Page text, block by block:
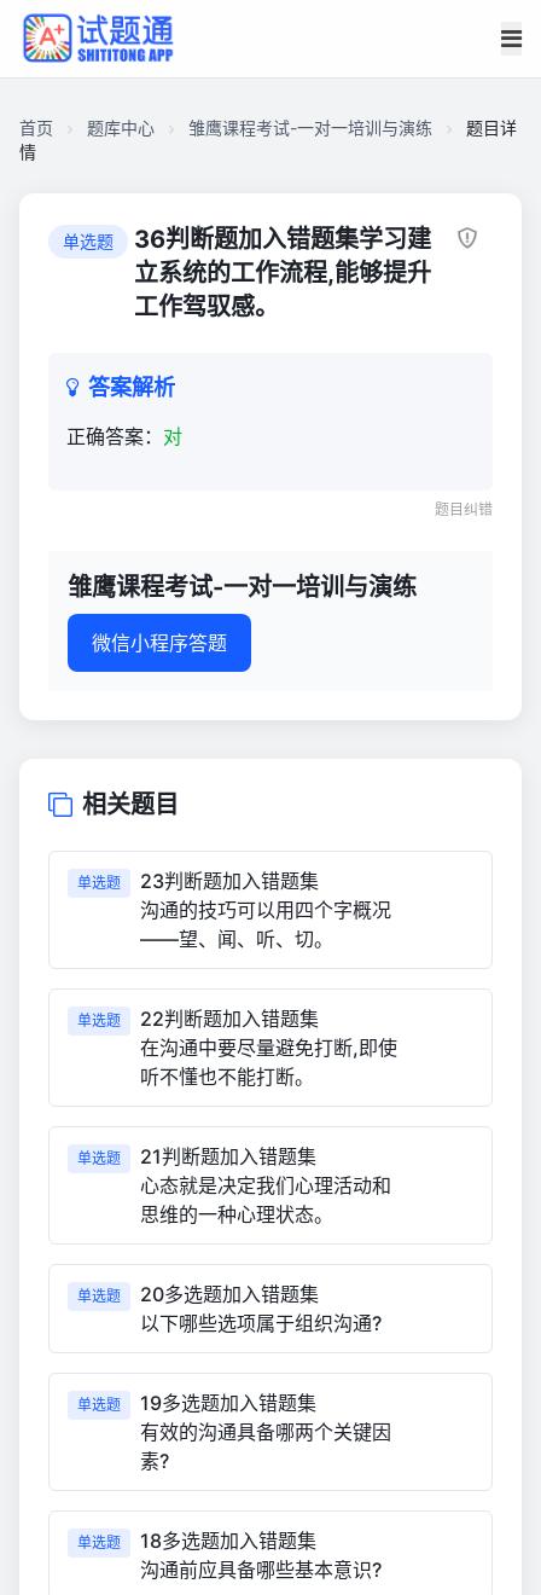
首页 题库中心 雏鹰课程考试-一对一培训与演练
题目详
情
单选题
36判断题加入错题集学习建
立系统的工作流程,能够提升
工作驾驭感。
答案解析
正确答案： 对
题目纠错
雏鹰课程考试-一对一培训与演练
微信小程序答题
相关题目
单选题
23判断题加入错题集
沟通的技巧可以用四个字概况
——望、闻、听、切。
单选题
22判断题加入错题集
在沟通中要尽量避免打断,即使
听不懂也不能打断。
单选题
21判断题加入错题集
心态就是决定我们心理活动和
思维的一种心理状态。
单选题
20多选题加入错题集
以下哪些选项属于组织沟通?
单选题
19多选题加入错题集
有效的沟通具备哪两个关键因
素?
单选题
18多选题加入错题集
沟通前应具备哪些基本意识?